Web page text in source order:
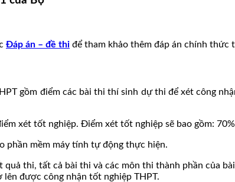
Đáp án – đề thi để tham khảo thêm đáp án chính thức
gồm điểm các bài thi thí sinh dự thi để xét công
xét tốt nghiệp. Điểm xét tốt nghiệp sẽ bao gồm:
phần mềm máy tính tự động thực hiện.
thi, tất cả bài thi và các môn thi thành phần của
được công nhận tốt nghiệp THPT.